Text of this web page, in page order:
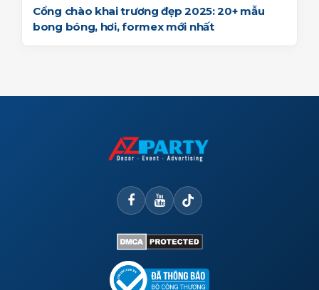
Cổng chào khai trương đẹp 2025: 20+ mẫu
bong bóng, hơi, formex mới nhất